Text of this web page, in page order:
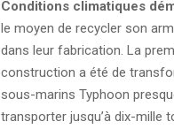
Conditions climatiques
le moyen de recycler son
dans leur fabrication. La
construction a été de
sous-marins Typhoon
transporter jusqu’à dix-mille